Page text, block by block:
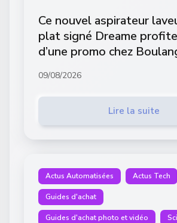
Ce nouvel aspirateur
plat signé Dreame
d’une promo chez
09/08/2026
Lire la suite
Actus Automatisées Actus Tech
Guides d'achat
Guides d'achat photo et vidéo